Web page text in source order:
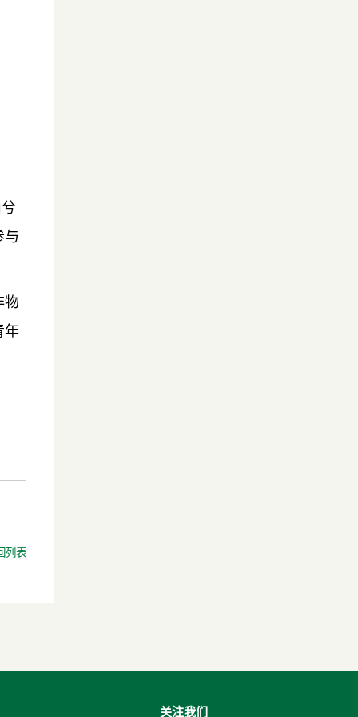
与
物
年
列表
关注我们